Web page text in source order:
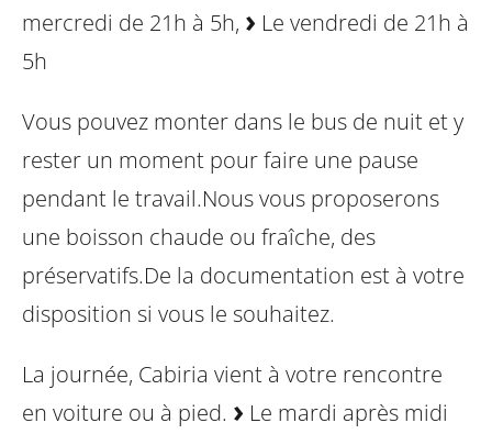
mercredi de 21h à 5h,
Le vendredi de 21h à
5h
Vous pouvez monter dans le bus de nuit et y
rester un moment pour faire une pause
pendant le travail.Nous vous proposerons
une boisson chaude ou fraîche, des
préservatifs.De la documentation est à votre
disposition si vous le souhaitez.
La journée, Cabiria vient à votre rencontre
en voiture ou à pied.
Le mardi après midi